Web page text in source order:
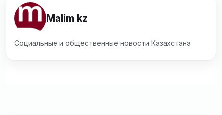
Malim kz
Социальные и общественные новости Казахстана